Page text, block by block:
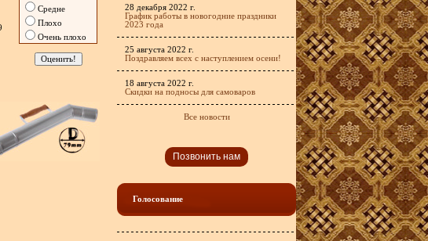
Средне
Плохо
Очень плохо
28 декабря 2022 г.
График работы в новогодние праздники
2023 года
25 августа 2022 г.
Поздравляем всех с наступлением осени!
18 августа 2022 г.
Скидки на подносы для самоваров
Все новости
Позвонить нам
Голосование